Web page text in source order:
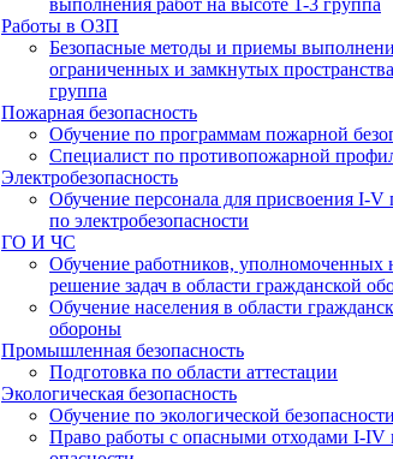
выполнения работ на высоте 1-3 группа
Работы в ОЗП
Безопасные методы и приемы
ограниченных и замкнутых
группа
Пожарная безопасность
Обучение по программам пожарной
Специалист по противопожарной
Электробезопасность
Обучение персонала для присвоения I-V
по электробезопасности
ГО И ЧС
Обучение работников, уполномоченных
решение задач в области гражданской
Обучение населения в области
обороны
Промышленная безопасность
Подготовка по области аттестации
Экологическая безопасность
Обучение по экологической безопасности
Право работы с опасными отходами I-IV